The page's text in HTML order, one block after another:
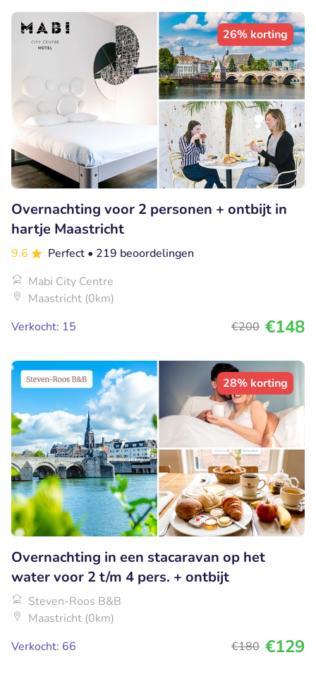
26% korting
Overnachting voor 2 personen + ontbijt in
hartje Maastricht
9.6 Perfect • 219 beoordelingen
Mabi City Centre
Maastricht (0km)
Verkocht: 15
€200 €148
28% korting
Overnachting in een stacaravan op het
water voor 2 t/m 4 pers. + ontbijt
Steven-Roos B&B
Maastricht (0km)
Verkocht: 66
€180 €129